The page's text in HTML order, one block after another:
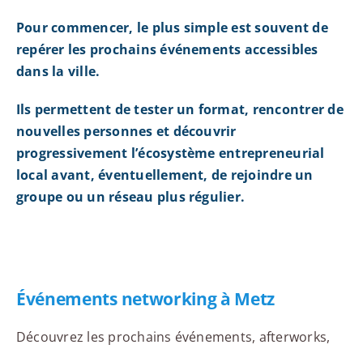
Pour commencer, le plus simple est souvent de
repérer les prochains événements accessibles
dans la ville.
Ils permettent de tester un format, rencontrer de
nouvelles personnes et découvrir
progressivement l’écosystème entrepreneurial
local avant, éventuellement, de rejoindre un
groupe ou un réseau plus régulier.
Événements networking à Metz
Découvrez les prochains événements, afterworks,